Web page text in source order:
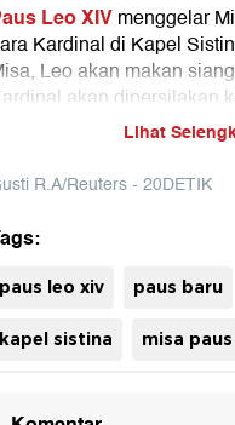
Leo XIVmenggelar
Kardinal di Kapel
Leo akan makan
akan dipersilakan
masing-masing.Lihat
R.A/Reuters - 20DETIK
paus leo xiv paus baru
kapel sistina misa